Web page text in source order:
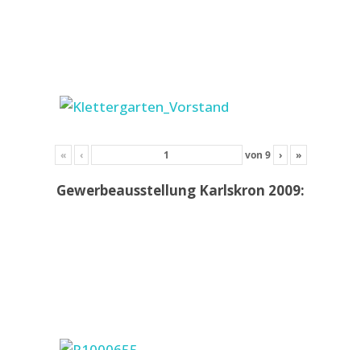
« ‹ von 9 › »
Gewerbeausstellung Karlskron 2009: